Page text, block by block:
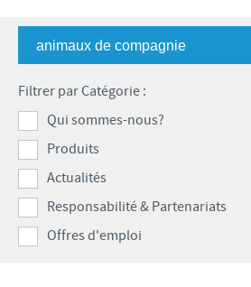
Recherche et développement
Production
Porcs
Importance de la responsabilité
Programmes de soutien
Partenariats commerciaux et
ACTUALITÉS
Actualités internationales
Actualités au sein du Benelux
OFFRES D'EMPLOI
Offres d'emploi internationales
Offres d'emploi au sein du
CONTACT
Filtrer par Catégorie :
Qui sommes-nous?
Produits
Actualités
Responsabilité & Partenariats
Offres d'emploi